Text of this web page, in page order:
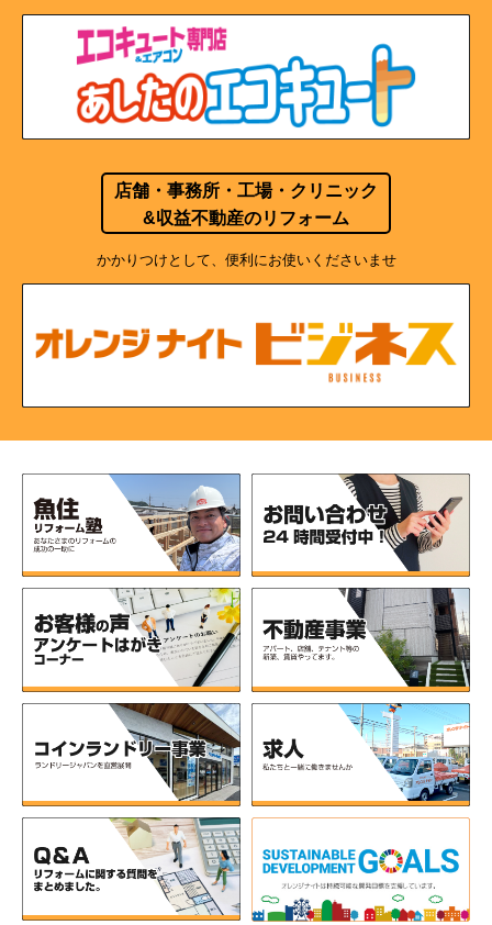
店舗・事務所・工場・クリニック
&収益不動産のリフォーム
かかりつけとして、便利にお使いくださいませ